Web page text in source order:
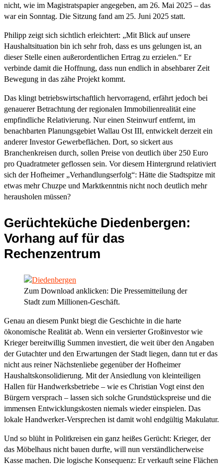
nicht, wie im Magistratspapier angegeben, am 26. Mai 2025 – das
war ein Sonntag. Die Sitzung fand am 25. Juni 2025 statt.
Philipp zeigt sich sichtlich erleichtert: „Mit Blick auf unsere
Haushaltsituation bin ich sehr froh, dass es uns gelungen ist, an
dieser Stelle einen außerordentlichen Ertrag zu erzielen.“ Er
verbinde damit die Hoffnung, dass nun endlich in absehbarer Zeit
Bewegung in das zähe Projekt kommt.
Das klingt betriebswirtschaftlich hervorragend, erfährt jedoch bei
genauerer Betrachtung der regionalen Immobilienrealität eine
empfindliche Relativierung. Nur einen Steinwurf entfernt, im
benachbarten Planungsgebiet Wallau Ost III, entwickelt derzeit ein
anderer Investor Gewerbeflächen. Dort, so sickert aus
Branchenkreisen durch, sollen Preise von deutlich über 250 Euro
pro Quadratmeter geflossen sein. Vor diesem Hintergrund relativiert
sich der Hofheimer „Verhandlungserfolg“: Hätte die Stadtspitze mit
etwas mehr Chuzpe und Marktkenntnis nicht noch deutlich mehr
herausholen müssen?
Gerüchteküche Diedenbergen:
Vorhang auf für das
Rechenzentrum
Zum Download anklicken: Die Pressemitteilung der
Stadt zum Millionen-Geschäft.
Genau an diesem Punkt biegt die Geschichte in die harte
ökonomische Realität ab. Wenn ein versierter Großinvestor wie
Krieger bereitwillig Summen investiert, die weit über den Angaben
der Gutachter und den Erwartungen der Stadt liegen, dann tut er das
nicht aus reiner Nächstenliebe gegenüber der Hofheimer
Haushaltskonsolidierung. Mit der Ansiedlung von kleinteiligen
Hallen für Handwerksbetriebe – wie es Christian Vogt einst den
Bürgern versprach – lassen sich solche Grundstückspreise und die
immensen Entwicklungskosten niemals wieder einspielen. Das
lokale Handwerker-Versprechen ist damit wohl endgültig Makulatur.
Und so blüht in Politkreisen ein ganz heißes Gerücht: Krieger, der
das Möbelhaus nicht bauen durfte, will nun verständlicherweise
Kasse machen. Die logische Konsequenz: Er verkauft seine Flächen